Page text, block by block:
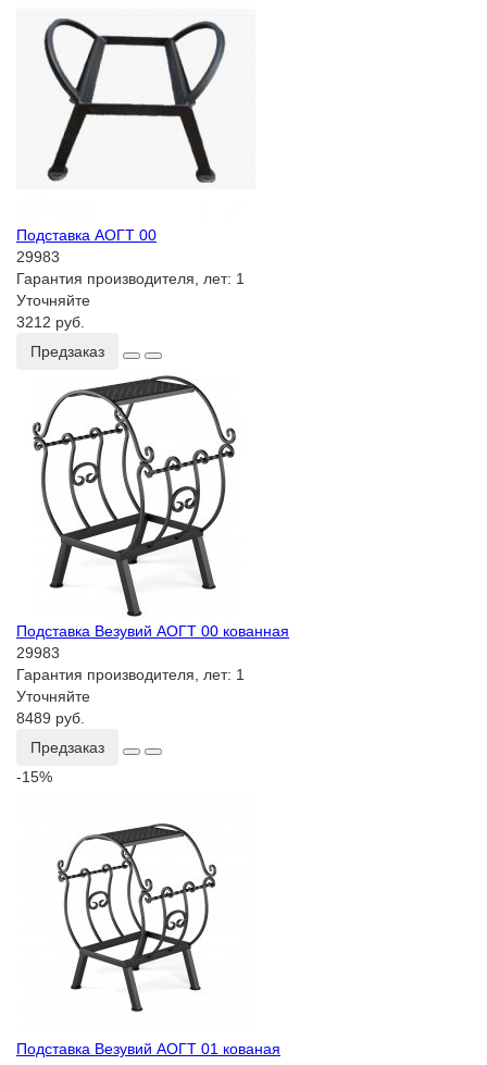
Подставка АОГТ 00
29983
Гарантия производителя, лет: 1
Уточняйте
3212 руб.
Предзаказ
Подставка Везувий АОГТ 00 кованная
29983
Гарантия производителя, лет: 1
Уточняйте
8489 руб.
Предзаказ
-15%
Подставка Везувий АОГТ 01 кованая